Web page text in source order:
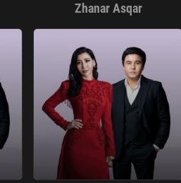
Zhanar Asqar